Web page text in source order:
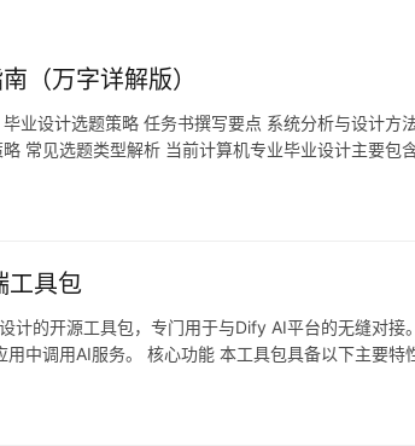
（万字详解版）
业设计选题策略 任务书撰写要点 系统分析与设计方
常见选题类型解析 当前计算机专业毕业设计主要包
工具包
计的开源工具包，专门用于与Dify AI平台的无缝对接
中调用AI服务。 核心功能 本工具包具备以下主要特